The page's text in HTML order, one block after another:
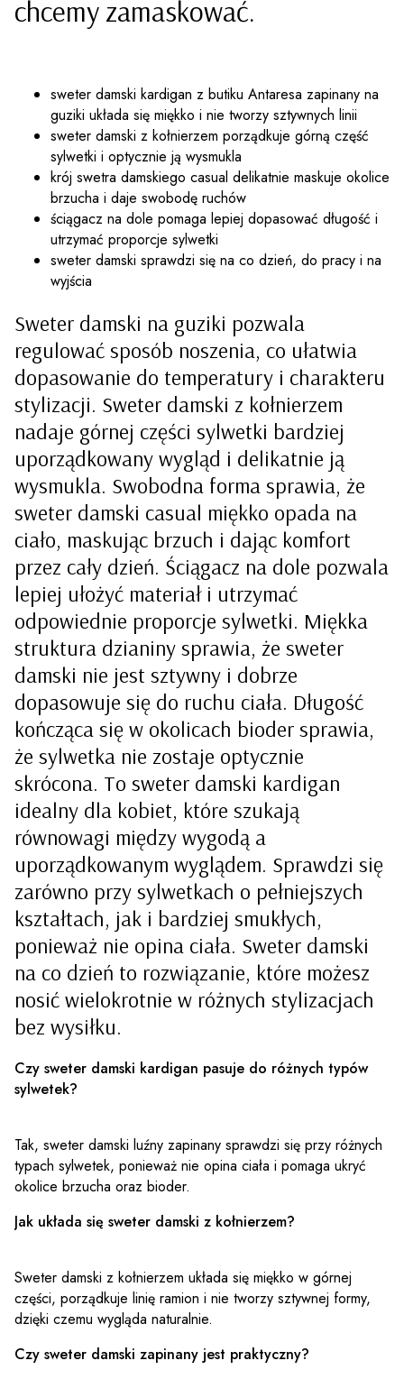
chcemy zamaskować.
sweter damski kardigan z butiku Antaresa zapinany na
guziki układa się miękko i nie tworzy sztywnych linii
sweter damski z kołnierzem porządkuje górną część
sylwetki i optycznie ją wysmukla
krój swetra damskiego casual delikatnie maskuje okolice
brzucha i daje swobodę ruchów
ściągacz na dole pomaga lepiej dopasować długość i
utrzymać proporcje sylwetki
sweter damski sprawdzi się na co dzień, do pracy i na
wyjścia
Sweter damski na guziki pozwala
regulować sposób noszenia, co ułatwia
dopasowanie do temperatury i charakteru
stylizacji. Sweter damski z kołnierzem
nadaje górnej części sylwetki bardziej
uporządkowany wygląd i delikatnie ją
wysmukla. Swobodna forma sprawia, że
sweter damski casual miękko opada na
ciało, maskując brzuch i dając komfort
przez cały dzień. Ściągacz na dole pozwala
lepiej ułożyć materiał i utrzymać
odpowiednie proporcje sylwetki. Miękka
struktura dzianiny sprawia, że sweter
damski nie jest sztywny i dobrze
dopasowuje się do ruchu ciała. Długość
kończąca się w okolicach bioder sprawia,
że sylwetka nie zostaje optycznie
skrócona. To sweter damski kardigan
idealny dla kobiet, które szukają
równowagi między wygodą a
uporządkowanym wyglądem. Sprawdzi się
zarówno przy sylwetkach o pełniejszych
kształtach, jak i bardziej smukłych,
ponieważ nie opina ciała. Sweter damski
na co dzień to rozwiązanie, które możesz
nosić wielokrotnie w różnych stylizacjach
bez wysiłku.
Czy sweter damski kardigan pasuje do różnych typów
sylwetek?
Tak, sweter damski luźny zapinany sprawdzi się przy różnych
typach sylwetek, ponieważ nie opina ciała i pomaga ukryć
okolice brzucha oraz bioder.
Jak układa się sweter damski z kołnierzem?
Sweter damski z kołnierzem układa się miękko w górnej
części, porządkuje linię ramion i nie tworzy sztywnej formy,
dzięki czemu wygląda naturalnie.
Czy sweter damski zapinany jest praktyczny?